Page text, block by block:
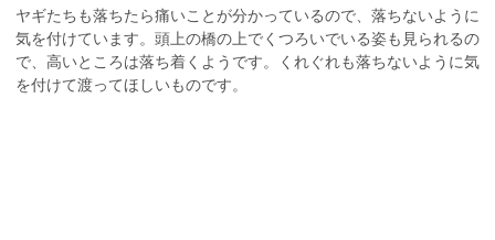
ヤギたちも落ちたら痛いことが分かっているので、落ちないように
気を付けています。頭上の橋の上でくつろいでいる姿も見られるの
で、高いところは落ち着くようです。くれぐれも落ちないように気
を付けて渡ってほしいものです。